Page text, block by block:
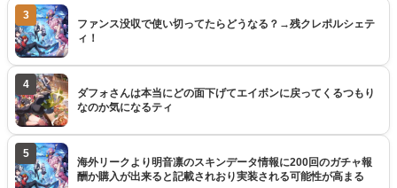
3
ファンス没収で使い切ってたらどうなる？→残クレポルシェテ
ィ！
4
ダフォさんは本当にどの面下げてエイボンに戻ってくるつもり
なのか気になるティ
5
海外リークより明音凛のスキンデータ情報に200回のガチャ報
酬か購入が出来ると記載されおり実装される可能性が高まる